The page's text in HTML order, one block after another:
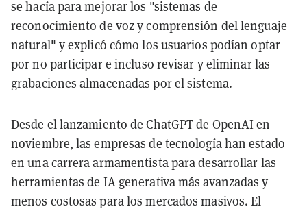
se hacía para mejorar los "sistemas de
reconocimiento de voz y comprensión del lenguaje
natural" y explicó cómo los usuarios podían optar
por no participar e incluso revisar y eliminar las
grabaciones almacenadas por el sistema.
Desde el lanzamiento de ChatGPT de OpenAI en
noviembre, las empresas de tecnología han estado
en una carrera armamentista para desarrollar las
herramientas de IA generativa más avanzadas y
menos costosas para los mercados masivos. El